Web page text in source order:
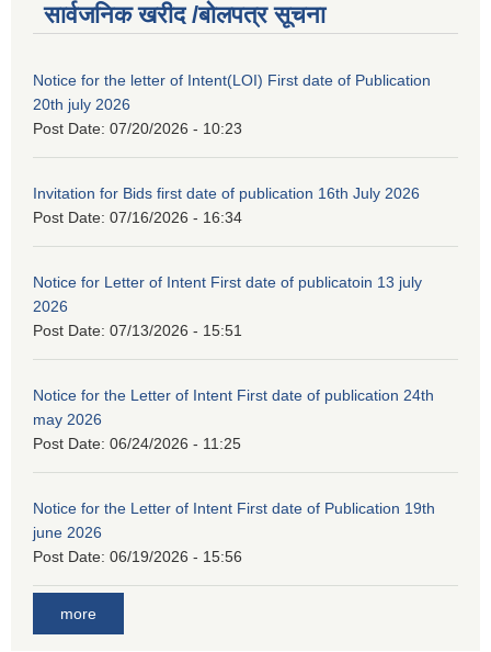
सार्वजनिक खरीद /बोलपत्र सूचना
Notice for the letter of Intent(LOI) First date of Publication
20th july 2026
Post Date: 07/20/2026 - 10:23
Invitation for Bids first date of publication 16th July 2026
Post Date: 07/16/2026 - 16:34
Notice for Letter of Intent First date of publicatoin 13 july
2026
Post Date: 07/13/2026 - 15:51
Notice for the Letter of Intent First date of publication 24th
may 2026
Post Date: 06/24/2026 - 11:25
Notice for the Letter of Intent First date of Publication 19th
june 2026
Post Date: 06/19/2026 - 15:56
more